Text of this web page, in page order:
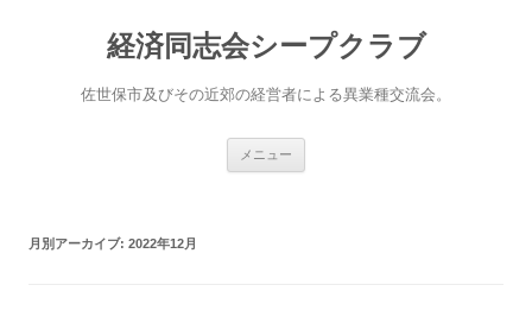
経済同志会シープクラブ
佐世保市及びその近郊の経営者による異業種交流会。
メニュー
月別アーカイブ: 2022年12月